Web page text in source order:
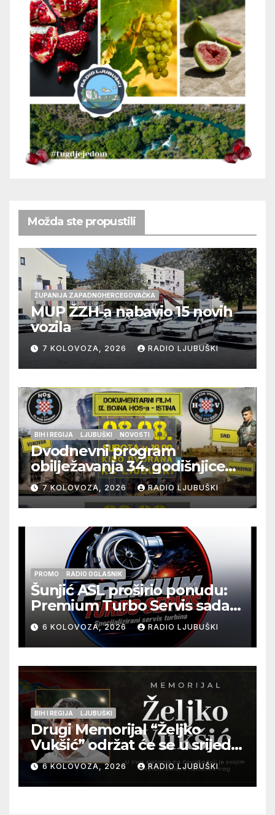
Možda ste propustili
ŽUPANIJA ZAPADNOHERCEGOVAČKA
MUP ŽZH-a nabavio 15 novih
vozila
7 KOLOVOZA, 2026 RADIO LJUBUŠKI
BIH I REGIJA LJUBUŠKI NOVOSTI
Dvodnevni program
obilježavanja 34. godišnjice
pogibije generala Blaža
Kraljevića i osmorice
pripadnika HOS-a
7 KOLOVOZA, 2026 RADIO LJUBUŠKI
PROMO RADIO OGLASNIK
Šunjić ASL proširio ponudu:
Premium Turbo Servis sada
na jednoj adresi u Ljubuškom
6 KOLOVOZA, 2026 RADIO LJUBUŠKI
BIH I REGIJA LJUBUŠKI
Drugi Memorijal “Željko
Vukšić” održat će se u srijedu
12. kolovoza u Otoku
6 KOLOVOZA, 2026 RADIO LJUBUŠKI